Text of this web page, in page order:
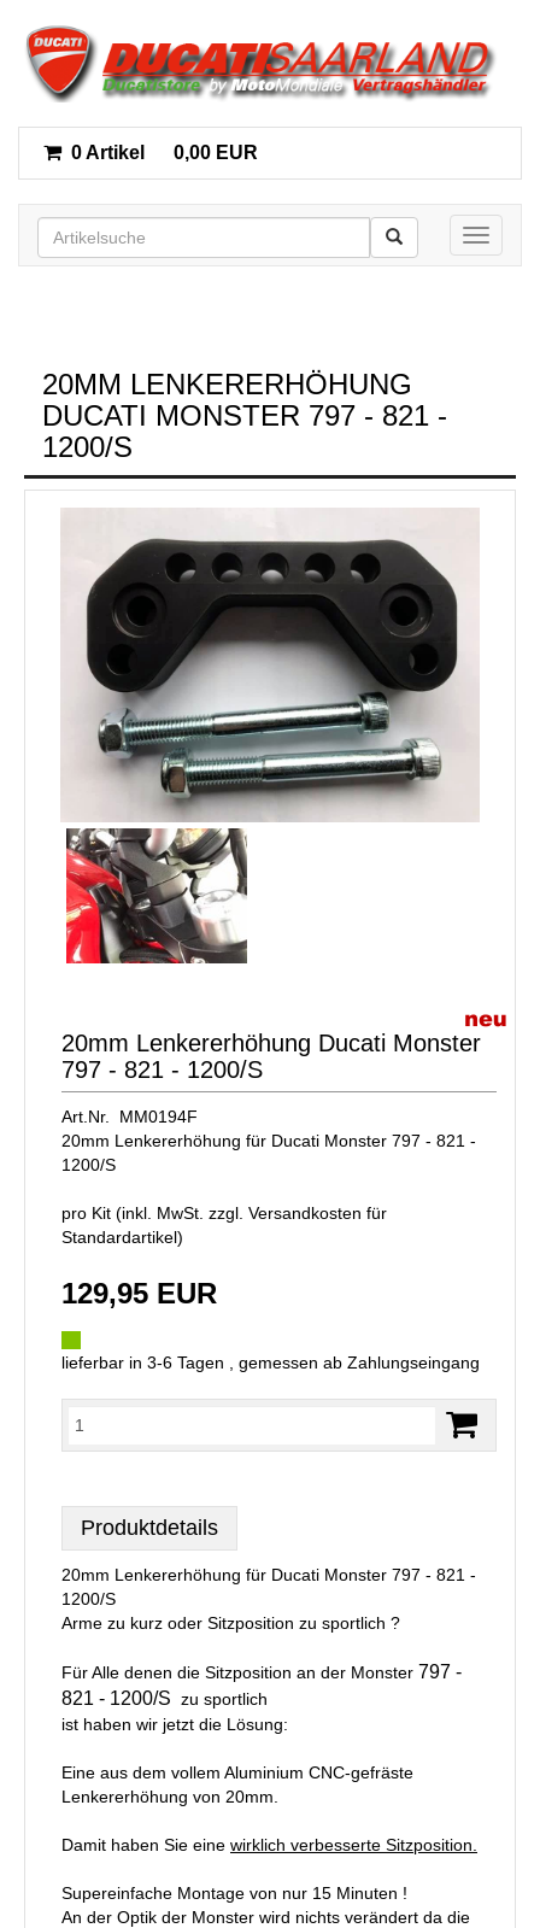
0 Artikel 0,00 EUR
Toggle
20MM LENKERERHÖHUNG
DUCATI MONSTER 797 - 821 -
1200/S
20mm Lenkererhöhung Ducati Monster
797 - 821 - 1200/S
Art.Nr. MM0194F
20mm Lenkererhöhung für Ducati Monster 797 - 821 -
1200/S
pro Kit (inkl. MwSt. zzgl. Versandkosten für
Standardartikel)
129,95 EUR
lieferbar in 3-6 Tagen , gemessen ab Zahlungseingang
Produktdetails
20mm Lenkererhöhung für Ducati Monster 797 - 821 -
1200/S
Arme zu kurz oder Sitzposition zu sportlich ?
Für Alle denen die Sitzposition an der Monster 797 -
821 - 1200/S zu sportlich
ist haben wir jetzt die Lösung:
Eine aus dem vollem Aluminium CNC-gefräste
Lenkererhöhung von 20mm.
Damit haben Sie eine wirklich verbesserte Sitzposition.
Supereinfache Montage von nur 15 Minuten !
An der Optik der Monster wird nichts verändert da die